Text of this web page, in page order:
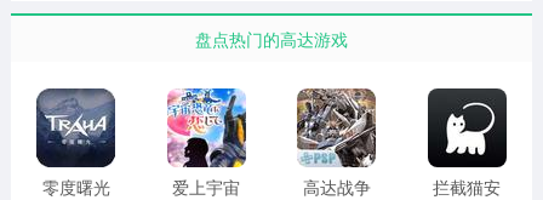
盘点热门的高达游戏
零度曙光
爱上宇宙
高达战争
拦截猫安